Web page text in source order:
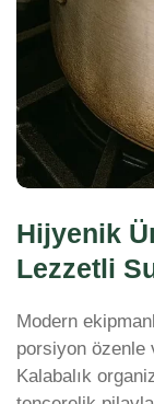
Hijyenik
Lezzetli
Modern
porsiyon özenle
Kalabalık